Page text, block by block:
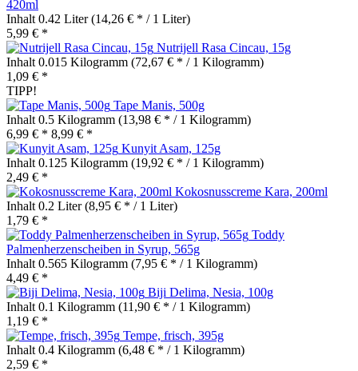
420ml
Inhalt 0.42 Liter(14,26 € * / 1 Liter)
5,99 € *
Nutrijell Rasa Cincau, 15g
Inhalt 0.015 Kilogramm (72,67 € * / 1 Kilogramm)
1,09 € *
TIPP!
Tape Manis, 500g
Inhalt 0.5 Kilogramm (13,98 € * / 1 Kilogramm)
6,99 € * 8,99 € *
Kunyit Asam, 125g
Inhalt 0.125 Kilogramm (19,92 € * / 1 Kilogramm)
2,49 € *
Kokosnusscreme Kara, 200ml
Inhalt 0.2 Liter(8,95 € * / 1 Liter)
1,79 € *
Toddy
Palmenherzenscheiben in Syrup, 565g
Inhalt 0.565 Kilogramm (7,95 € * / 1 Kilogramm)
4,49 € *
Biji Delima, Nesia, 100g
Inhalt 0.1 Kilogramm (11,90 € * / 1 Kilogramm)
1,19 € *
Tempe, frisch, 395g
Inhalt 0.4 Kilogramm (6,48 € * / 1 Kilogramm)
2,59 € *